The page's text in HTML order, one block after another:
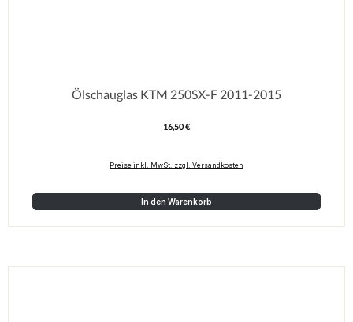
Ölschauglas KTM 250SX-F 2011-2015
Regulärer Preis:
16,50 €
Preise inkl. MwSt. zzgl. Versandkosten
In den Warenkorb